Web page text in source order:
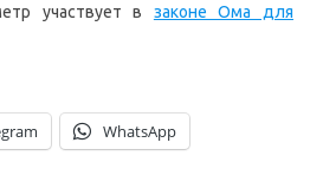
участвует в законе Ома для
WhatsApp